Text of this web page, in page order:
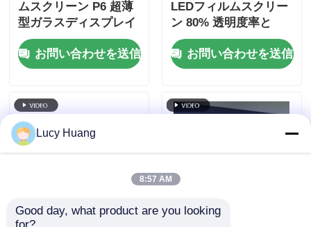
ムスクリーン P6 超薄
型ガラスディスプレイ
ショッピングモールの
窓や小売広告用
お問い合わせを送信
LEDフィルムスクリー
ン 80% 透明度率と
300W マックスパワー
お問い合わせを送信
Lucy Huang
8:57 AM
Good day, what product are you looking